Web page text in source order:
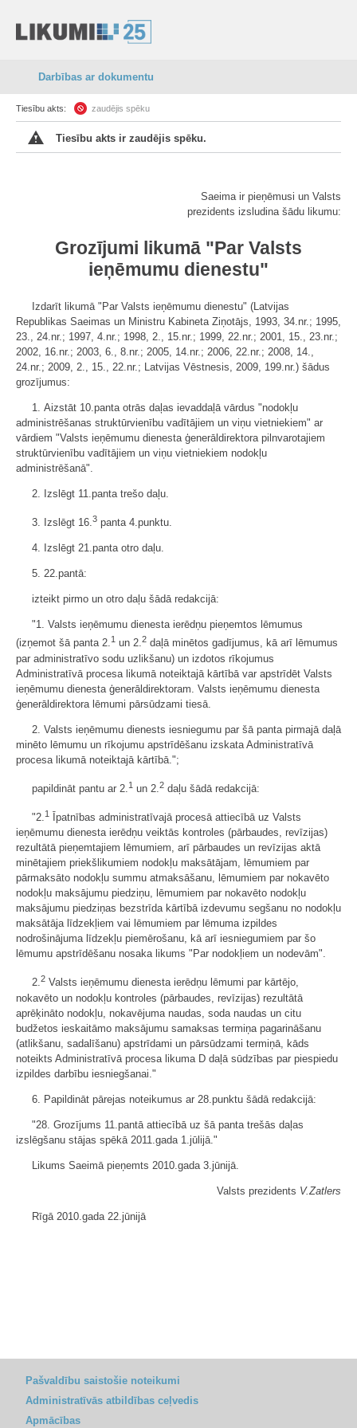
Darbības ar dokumentu
Tiesību akts: zaudējis spēku
Tiesību akts ir zaudējis spēku.
Saeima ir pieņēmusi un Valsts
prezidents izsludina šādu likumu:
Grozījumi likumā "Par Valsts
ieņēmumu dienestu"
Izdarīt likumā "Par Valsts ieņēmumu dienestu" (Latvijas
Republikas Saeimas un Ministru Kabineta Ziņotājs, 1993, 34.nr.; 1995,
23., 24.nr.; 1997, 4.nr.; 1998, 2., 15.nr.; 1999, 22.nr.; 2001, 15., 23.nr.;
2002, 16.nr.; 2003, 6., 8.nr.; 2005, 14.nr.; 2006, 22.nr.; 2008, 14.,
24.nr.; 2009, 2., 15., 22.nr.; Latvijas Vēstnesis, 2009, 199.nr.) šādus
grozījumus:
1. Aizstāt 10.panta otrās daļas ievaddaļā vārdus "nodokļu
administrēšanas struktūrvienību vadītājiem un viņu vietniekiem" ar
vārdiem "Valsts ieņēmumu dienesta ģenerāldirektora pilnvarotajiem
struktūrvienību vadītājiem un viņu vietniekiem nodokļu
administrēšanā".
2. Izslēgt 11.panta trešo daļu.
3. Izslēgt 16.3 panta 4.punktu.
4. Izslēgt 21.panta otro daļu.
5. 22.pantā:
izteikt pirmo un otro daļu šādā redakcijā:
"1. Valsts ieņēmumu dienesta ierēdņu pieņemtos lēmumus
(izņemot šā panta 2.1 un 2.2 daļā minētos gadījumus, kā arī lēmumus
par administratīvo sodu uzlikšanu) un izdotos rīkojumus
Administratīvā procesa likumā noteiktajā kārtībā var apstrīdēt Valsts
ieņēmumu dienesta ģenerāldirektoram. Valsts ieņēmumu dienesta
ģenerāldirektora lēmumi pārsūdzami tiesā.
2. Valsts ieņēmumu dienests iesniegumu par šā panta pirmajā daļā
minēto lēmumu un rīkojumu apstrīdēšanu izskata Administratīvā
procesa likumā noteiktajā kārtībā.";
papildināt pantu ar 2. 1 un 2. 2 daļu šādā redakcijā:
"2.1
Īpatnības administratīvajā procesā attiecībā uz Valsts
ieņēmumu dienesta ierēdņu veiktās kontroles (pārbaudes, revīzijas)
rezultātā pieņemtajiem lēmumiem, arī pārbaudes un revīzijas aktā
minētajiem priekšlikumiem nodokļu maksātājam, lēmumiem par
pārmaksāto nodokļu summu atmaksāšanu, lēmumiem par nokavēto
nodokļu maksājumu piedziņu, lēmumiem par nokavēto nodokļu
maksājumu piedziņas bezstrīda kārtībā izdevumu segšanu no nodokļu
maksātāja līdzekļiem vai lēmumiem par lēmuma izpildes
nodrošinājuma līdzekļu piemērošanu, kā arī iesniegumiem par šo
lēmumu apstrīdēšanu nosaka likums "Par nodokļiem un nodevām".
2.2 Valsts ieņēmumu dienesta ierēdņu lēmumi par kārtējo,
nokavēto un nodokļu kontroles (pārbaudes, revīzijas) rezultātā
aprēķināto nodokļu, nokavējuma naudas, soda naudas un citu
budžetos ieskaitāmo maksājumu samaksas termiņa pagarināšanu
(atlikšanu, sadalīšanu) apstrīdami un pārsūdzami termiņā, kāds
noteikts Administratīvā procesa likuma D daļā sūdzības par piespiedu
izpildes darbību iesniegšanai."
6. Papildināt pārejas noteikumus ar 28.punktu šādā redakcijā:
"28. Grozījums 11.pantā attiecībā uz šā panta trešās daļas
izslēgšanu stājas spēkā 2011.gada 1.jūlijā."
Likums Saeimā pieņemts 2010.gada 3.jūnijā.
Valsts prezidents V.Zatlers
Rīgā 2010.gada 22.jūnijā
Pašvaldību saistošie noteikumi
Administratīvās atbildības ceļvedis
Apmācības